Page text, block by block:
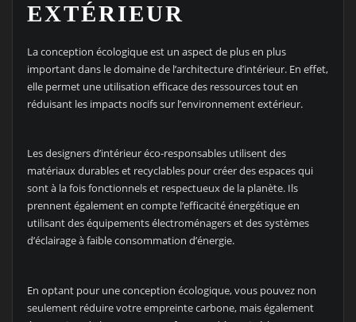
EXTÉRIEUR
La conception écologique est un aspect de plus en plus
important dans le domaine de l’architecture d’intérieur. En effet,
elle permet une utilisation efficace des ressources tout en
réduisant les impacts nocifs sur l’environnement extérieur.
Les designers d’intérieur éco-responsables utilisent des
matériaux durables et recyclables pour créer des espaces qui
sont à la fois fonctionnels et respectueux de la planète. Ils
prennent également en compte l’efficacité énergétique en
utilisant des équipements électroménagers et des systèmes
d’éclairage à faible consommation d’énergie.
En optant pour une conception écologique, vous pouvez non
seulement réduire votre empreinte carbone, mais également